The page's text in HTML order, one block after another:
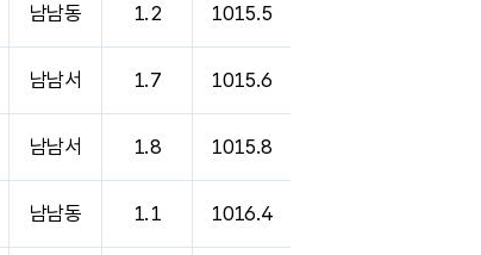
남남동 1.2 1015.5
남남서 1.7 1015.6
남남서 1.8 1015.8
남남동 1.1 1016.4